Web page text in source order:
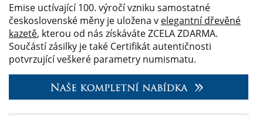
Emise uctívající 100. výročí vzniku samostatné
československé měny je uložena v elegantní dřevěné
kazetě, kterou od nás získáváte ZCELA ZDARMA.
Součástí zásilky je také Certifikát autentičnosti
potvrzující veškeré parametry numismatu.